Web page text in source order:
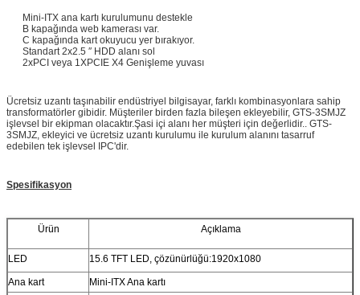
Mini-ITX ana kartı kurulumunu destekle
B kapağında web kamerası var.
C kapağında kart okuyucu yer bırakıyor.
Standart 2x2.5 ′′ HDD alanı sol
2xPCI veya 1XPCIE X4 Genişleme yuvası
Ücretsiz uzantı taşınabilir endüstriyel bilgisayar, farklı kombinasyonlara sahip
transformatörler gibidir. Müşteriler birden fazla bileşen ekleyebilir, GTS-3SMJZ
işlevsel bir ekipman olacaktır.Şasi içi alanı her müşteri için değerlidir.. GTS-
3SMJZ, ekleyici ve ücretsiz uzantı kurulumu ile kurulum alanını tasarruf
edebilen tek işlevsel IPC'dir.
Spesifikasyon
Ürün Açıklama
LED 15.6 TFT LED, çözünürlüğü:1920x1080
Ana kart
Mini-ITX Ana kartı